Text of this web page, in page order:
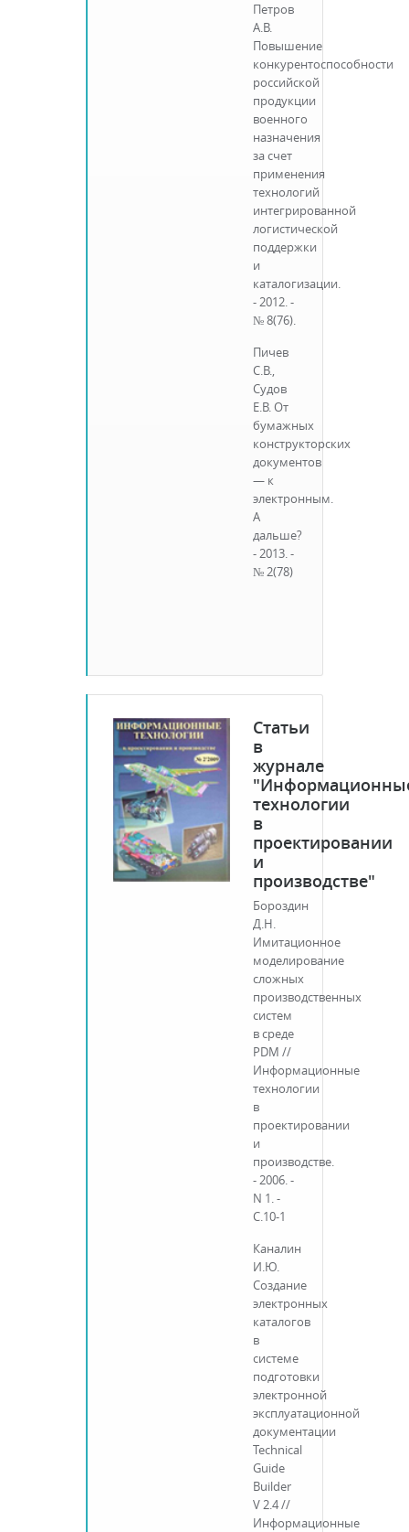
Петров
А.В.
Повышение
конкурентоспособности
российской
продукции
военного
назначения
за счет
применения
технологий
интегрированной
логистической
поддержки
и
каталогизации.
- 2012. -
№ 8(76).
Пичев
С.В.,
Судов
Е.В. От
бумажных
конструкторских
документов
— к
электронным.
А
дальше?
- 2013. -
№ 2(78)
Статьи
в
журнале
технологии
в
проектировании
и
производстве"
Бороздин
Д.Н.
Имитационное
моделирование
сложных
производственных
систем
в среде
PDM //
Информационные
технологии
в
проектировании
и
производстве.
- 2006. -
N 1. -
С.10-1
Каналин
И.Ю.
Создание
электронных
каталогов
в
системе
подготовки
электронной
эксплуатационной
документации
Technical
Guide
Builder
V 2.4 //
Информационные